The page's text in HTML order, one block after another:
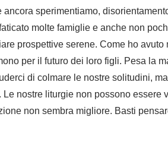
sperimentiamo,
molte famiglie e anche non
prospettive serene. Come ho
per il futuro dei loro figli. Pesa la
di colmare le nostre solitudini,
nostre liturgie non possono essere
non sembra migliore. Basti